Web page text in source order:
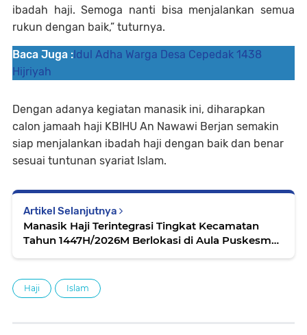
ibadah haji. Semoga nanti bisa menjalankan semua
rukun dengan baik,” tuturnya.
Baca Juga :Idul Adha Warga Desa Cepedak 1438
Hijriyah
Dengan adanya kegiatan manasik ini, diharapkan
calon jamaah haji KBIHU An Nawawi Berjan semakin
siap menjalankan ibadah haji dengan baik dan benar
sesuai tuntunan syariat Islam.
Artikel Selanjutnya
Manasik Haji Terintegrasi Tingkat Kecamatan
Tahun 1447H/2026M Berlokasi di Aula Puskesmas
Haji Islam